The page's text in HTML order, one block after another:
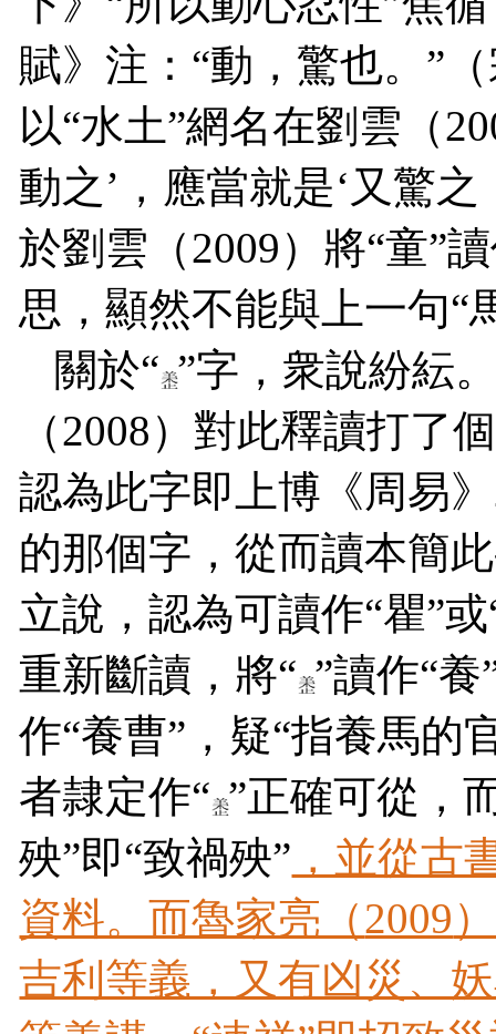
賦》注：“動，驚也。”
以“水土”網名在劉雲（
動之’，應當就是‘又驚
於劉雲（2009）將“童”
思，顯然不能與上一句“
關於“ ”字， 衆說紛紜
（2008）對此釋讀打了
認為此字即上博《周易》
的那個字，從而讀本簡
立說，認為可讀作“瞿”
重新斷讀，將“ ”讀作“養
作“養曹”，疑“指養馬的
者隷定作“ ”正確可從，
殃”即“致禍殃” ，並從古
資料。而魯家亮（2009
吉利等義，又有凶災、